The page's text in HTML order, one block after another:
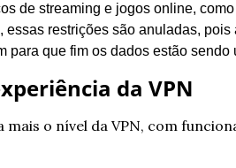
de streaming e jogos online,
restrições são anuladas, pois
para que fim os dados estão sendo
da VPN
o nível da VPN, com